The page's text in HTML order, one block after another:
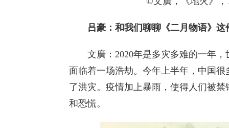
吕豪：和我们聊聊《二月物语》这
文廣：2020年是多灾多难的一年，
面临着一场浩劫。今年上半年，中国
了洪灾。疫情加上暴雨，使得人们被
和恐慌。